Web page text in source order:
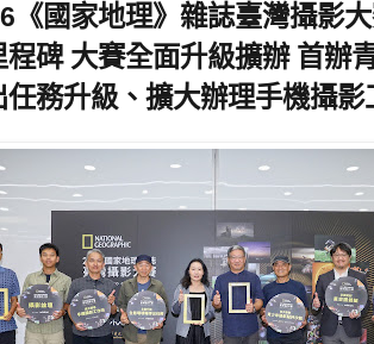
《國家地理》雜誌臺灣攝影
程碑 大賽全面升級擴辦 首辦
任務升級、擴大辦理手機攝影